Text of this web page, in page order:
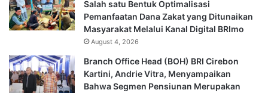
Salah satu Bentuk Optimalisasi
Pemanfaatan Dana Zakat yang Ditunaikan
Masyarakat Melalui Kanal Digital BRImo
August 4, 2026
Branch Office Head (BOH) BRI Cirebon
Kartini, Andrie Vitra, Menyampaikan
Bahwa Segmen Pensiunan Merupakan